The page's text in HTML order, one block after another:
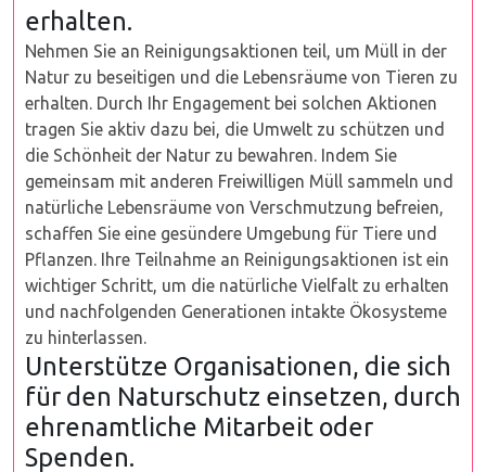
erhalten.
Nehmen Sie an Reinigungsaktionen teil, um Müll in der
Natur zu beseitigen und die Lebensräume von Tieren zu
erhalten. Durch Ihr Engagement bei solchen Aktionen
tragen Sie aktiv dazu bei, die Umwelt zu schützen und
die Schönheit der Natur zu bewahren. Indem Sie
gemeinsam mit anderen Freiwilligen Müll sammeln und
natürliche Lebensräume von Verschmutzung befreien,
schaffen Sie eine gesündere Umgebung für Tiere und
Pflanzen. Ihre Teilnahme an Reinigungsaktionen ist ein
wichtiger Schritt, um die natürliche Vielfalt zu erhalten
und nachfolgenden Generationen intakte Ökosysteme
zu hinterlassen.
Unterstütze Organisationen, die sich
für den Naturschutz einsetzen, durch
ehrenamtliche Mitarbeit oder
Spenden.